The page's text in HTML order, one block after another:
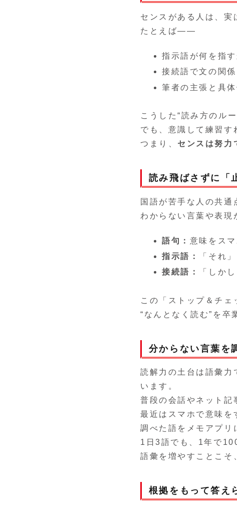
センスがある人は、実
たとえば――
指示語が何を指
接続語で文の関
筆者の主張と具
こうした“読み方のル
でも、意識して練習す
つまり、 センスは努力
読み飛ばさずに「
国語が苦手な人の共通
わからない言葉や表現
語句： 意味をス
指示語：
「それ
接続語：
「しか
この「ストップ＆チェ
“なんとなく読む”を卒
分からない言葉を
読解力の土台は語彙力
います。
普段の会話やネット記
最近はスマホで意味を
調べた語をメモアプリ
1日3語でも、1年で
語彙を増やすことこそ
根拠をもって答え